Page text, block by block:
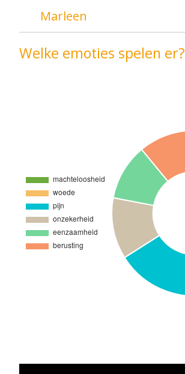
Marleen
Welke emoties spelen er?